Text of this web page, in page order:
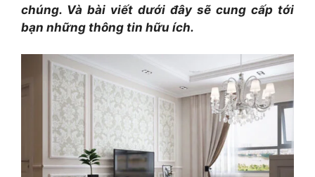
chúng. Và bài viết dưới đây sẽ cung cấp tới
bạn những thông tin hữu ích.